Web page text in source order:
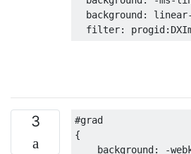
  background
: linear-
  filter
: progid:
3
#grad
{
    background
: -